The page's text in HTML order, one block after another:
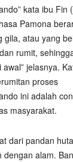
kata ibu Fin
Pamona
gila, atau yang
rumit,
jelasnya.
proses
ini adalah
masyarakat.
dari pandan
alam.